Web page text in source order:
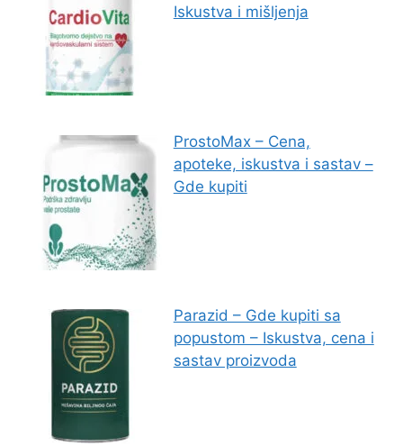
Iskustva i mišljenja
ProstoMax – Cena,
apoteke, iskustva i sastav –
Gde kupiti
Parazid – Gde kupiti sa
popustom – Iskustva, cena i
sastav proizvoda